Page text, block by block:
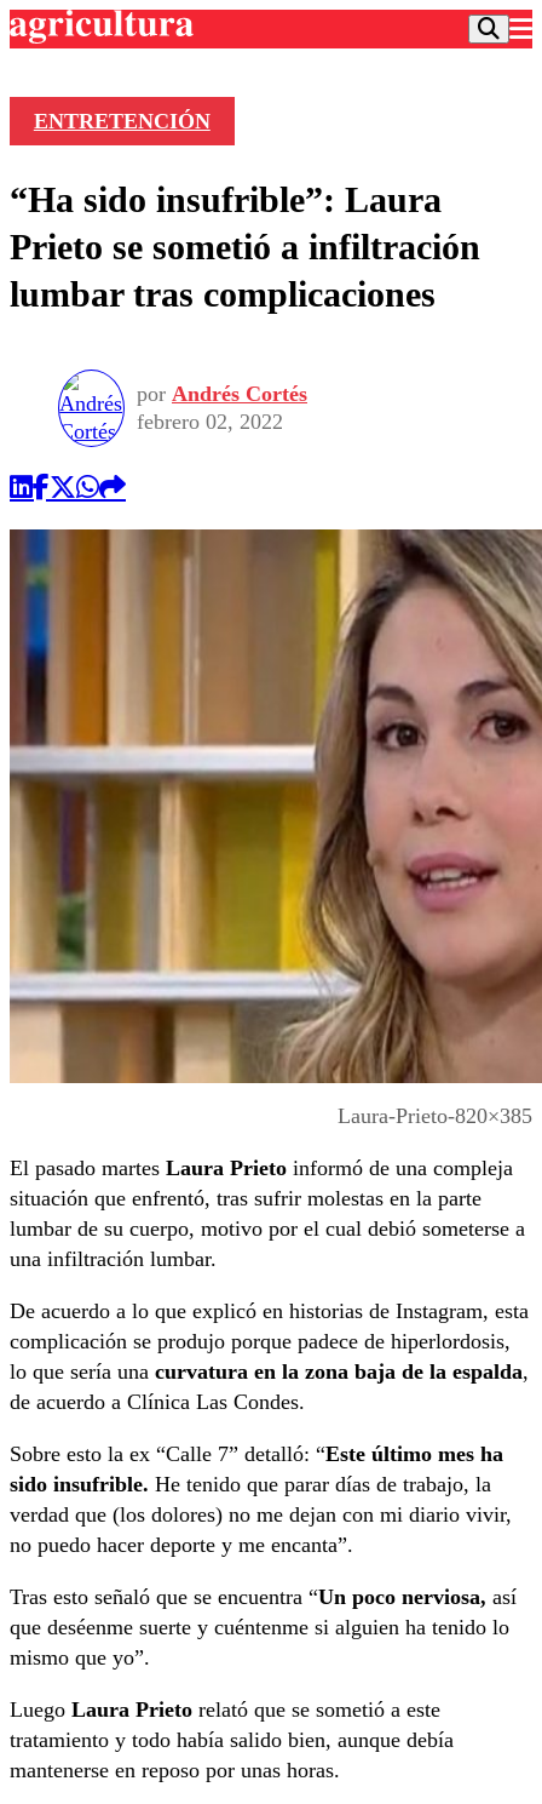
Frecuencias
Agricultura TV
Deportes
Colo Colo
Seleccion Chilena
Torneo Internacional
Entretención
Economía
Internacional
Publicaciones en medios
Opinión
ENTRETENCIÓN
“Ha sido insufrible”: Laura
Prieto se sometió a infiltración
lumbar tras complicaciones
por Andrés Cortés
febrero 02, 2022
Laura-Prieto-820×385
El pasado martes Laura Prieto informó de una compleja
situación que enfrentó, tras sufrir molestas en la parte
lumbar de su cuerpo, motivo por el cual debió someterse a
una infiltración lumbar.
De acuerdo a lo que explicó en historias de Instagram, esta
complicación se produjo porque padece de hiperlordosis,
lo que sería una curvatura en la zona baja de la espalda,
de acuerdo a Clínica Las Condes.
Sobre esto la ex “Calle 7” detalló: “Este último mes ha
sido insufrible. He tenido que parar días de trabajo, la
verdad que (los dolores) no me dejan con mi diario vivir,
no puedo hacer deporte y me encanta”.
Tras esto señaló que se encuentra “Un poco nerviosa, así
que deséenme suerte y cuéntenme si alguien ha tenido lo
mismo que yo”.
Luego Laura Prieto relató que se sometió a este
tratamiento y todo había salido bien, aunque debía
mantenerse en reposo por unas horas.